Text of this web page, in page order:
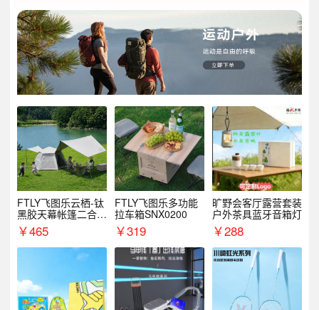
FTLY飞图乐云栖-钛
黑胶天幕帐篷二合一
TMTZ0201
￥465
FTLY飞图乐多功能
拉车箱SNX0200
￥319
旷野会客厅露营套装
户外茶具蓝牙音箱灯
￥288